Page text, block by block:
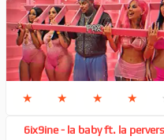
★ ★ ★ ★
6ix9ine - la baby ft. la